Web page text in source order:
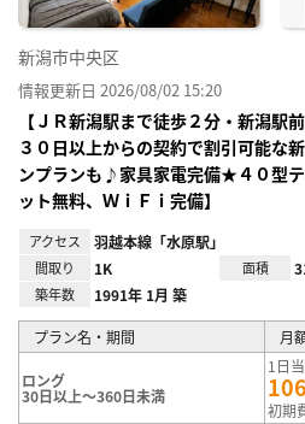
新潟市中央区
情報更新日 2026/08/02 15:20
【ＪＲ新潟駅まで徒歩２分・新潟駅
３０日以上からの契約で割引可能な
ンプランも♪家具家電完備★４０型
ット無料、ＷｉＦｉ完備】
アクセス 羽越本線「水原駅」
間取り 1K 面積
築年数 1991年 1月 築
プラン名・期間 月
ロング
30日以上～360日未満
1日
初期